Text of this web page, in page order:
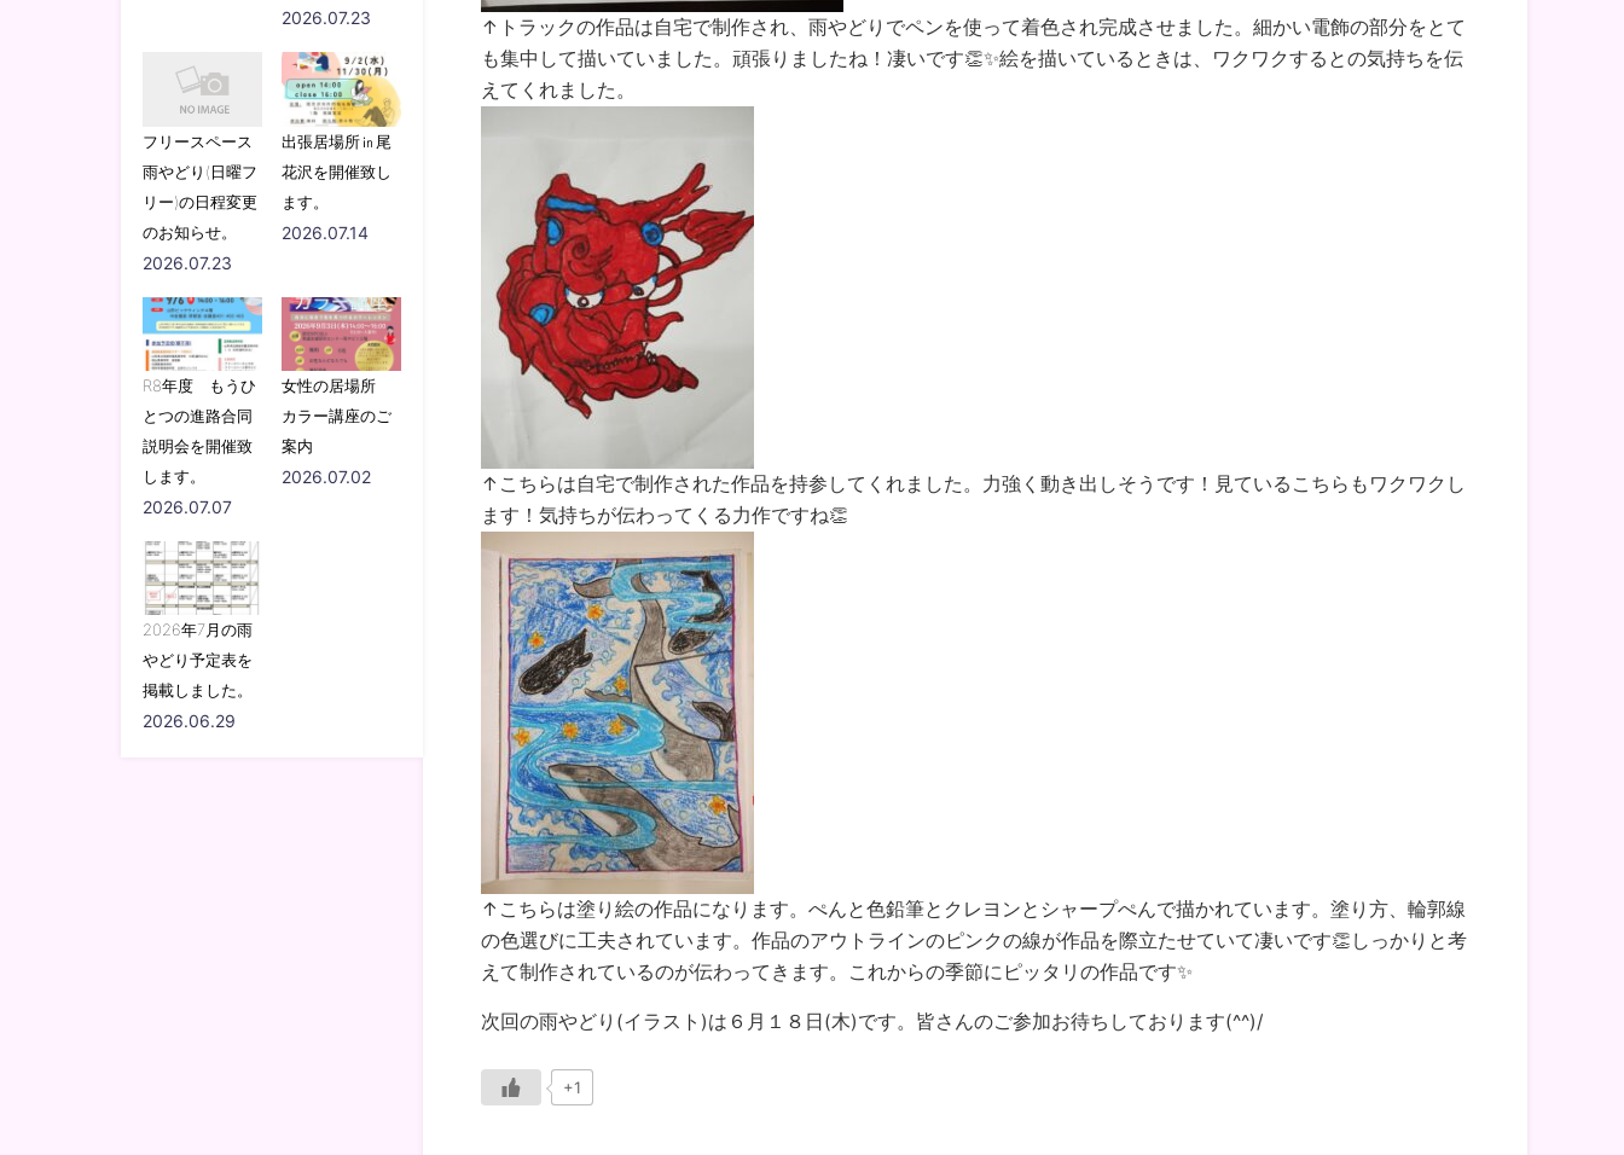
↑トラックの作品は自宅で制作され、雨やどりでペンを使って着色され完成させました。細かい電飾の部分をとて
も集中して描いていました。頑張りましたね！凄いです👏✨絵を描いているときは、ワクワクするとの気持ちを伝
えてくれました。
↑こちらは自宅で制作された作品を持参してくれました。力強く動き出しそうです！見ているこちらもワクワクし
ます！気持ちが伝わってくる力作ですね👏
↑こちらは塗り絵の作品になります。ぺんと色鉛筆とクレヨンとシャープぺんで描かれています。塗り方、輪郭線
の色選びに工夫されています。作品のアウトラインのピンクの線が作品を際立たせていて凄いです👏しっかりと考
えて制作されているのが伝わってきます。これからの季節にピッタリの作品です✨
次回の雨やどり(イラスト)は６月１８日(木)です。皆さんのご参加お待ちしております(^^)/
+1
2026.07.23
フリースペース
雨やどり(日曜フ
リー)の日程変更
のお知らせ。
2026.07.23
出張居場所㏌尾
花沢を開催致し
ます。
2026.07.14
R8年度 もうひ
とつの進路合同
説明会を開催致
します。
2026.07.07
女性の居場所
カラー講座のご
案内
2026.07.02
2026年7月の雨
やどり予定表を
掲載しました。
2026.06.29